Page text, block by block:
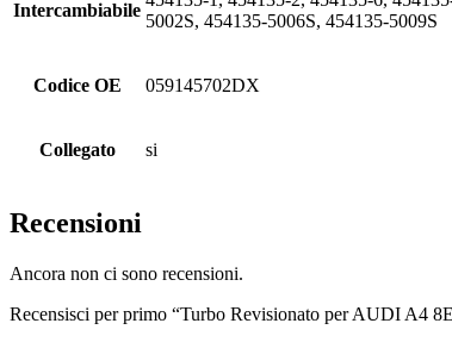
Intercambiabile
5002S, 454135-5006S, 454135-5009S
Codice OE 059145702DX
Collegato si
Recensioni
Ancora non ci sono recensioni.
Recensisci per primo “Turbo Revisionato per AUDI A4